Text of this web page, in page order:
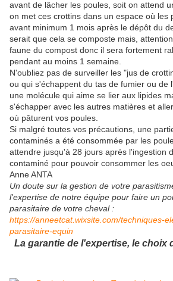
avant de lâcher les poules, soit on attend
on met ces crottins dans un espace où les
avant minimum 1 mois après le dépôt du
serait que cela se composte mais,
faune du compost donc il sera fortement
pendant au moins 1 semaine.
N'oubliez pas de surveiller les "jus de
ou qui s'échappent du tas de fumier ou de
une molécule qui aime se lier aux lipides
s'échapper avec les autres matières et
où pâturent vos poules.
Si malgré toutes vos précautions, une
contaminés a été consommée par les
attendre jusqu'à 28 jours après l'ingestion
contaminé pour pouvoir consommer les
Anne ANTA
Un doute sur la gestion de votre
l'expertise de notre équipe pour faire un
parasitaire de votre cheval :
https://anneetcat.wixsite.com/techniques-
parasitaire-equin
La garantie de l'expertise, le choix